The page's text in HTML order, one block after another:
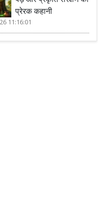
प्रेरक कहानी
11:16:01